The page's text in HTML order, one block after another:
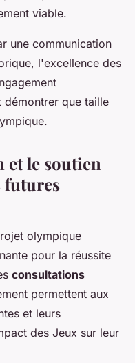
viable.
une communication
l'excellence des
démontrer que taille
et le soutien
olympique
pour la réussite
consultations
permettent aux
et leurs
des Jeux sur leur